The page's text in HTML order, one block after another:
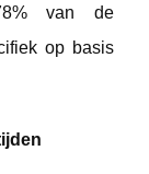
van de
op basis